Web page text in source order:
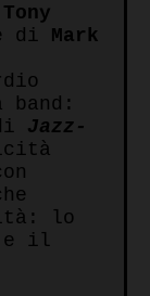
Tony
di Mark
band:
Jazz-
lo
e il